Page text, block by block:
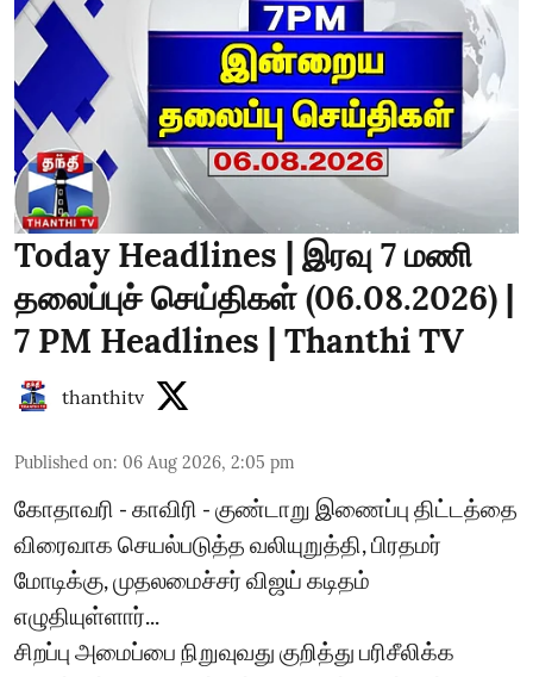
Today Headlines | இரவு 7 மணி
தலைப்புச் செய்திகள் (06.08.2026) |
7 PM Headlines | Thanthi TV
thanthitv
Published on: 06 Aug 2026, 2:05 pm
கோதாவரி - காவிரி - குண்டாறு இணைப்பு திட்டத்தை
விரைவாக செயல்படுத்த வலியுறுத்தி, பிரதமர்
மோடிக்கு, முதலமைச்சர் விஜய் கடிதம்
எழுதியுள்ளார்...
சிறப்பு அமைப்பை நிறுவுவது குறித்து பரிசீலிக்க